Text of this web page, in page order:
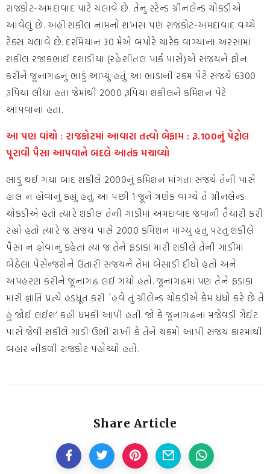
રાજકોટ-અમદાવાદ પાટે ચલાવે છે. તેનું સ્ટેન્ડ ગ્રીનલેન્ડ ચોકડીએ
આવેલું છે. અહીં શકીલ નામનો શખસ પણ રાજકોટ-અમદાવાદ વચ્ચે
ટેક્સ ચલાવે છે. દરમિયાન 30 મેએ બપોરે ચારેક વાગ્યાના અરસામાં
શકીલ રજાકભાઈ દશાડીયા (રહે.શીતલ પાર્ક પાસે)એ સંજયને ફોન
કરીને જૂનાગઢનું ભાડું આપ્યું હતું. આ ભાડાની રકમ પેટે સંજયે 6300
રૂપિયા લીધા હતા જેમાંથી 2000 રૂપિયા શકીલને કમિશન પેટે
આપવાના હતા.
આ પણ વાંચો : રાજકોટમાં આવારા તત્વો બેફામ : રૂ.100નું પેટ્રોલ
પૂરાવી પૈસા આપવાને બદલે આતંક મચાવ્યો
ભાડું થઈ ગયા બાદ શકીલે 2000નું કમિશન માંગતા સંજયે તેની પાસે
હાલ ન હોવાનું કહ્યું હતું. આ પછી 1 જૂને ત્રણેક વાગ્યે તે ગ્રીનલેન્ડ
ચોકડીએ હતો ત્યારે શકીલ તેની ગાડીમાં અમદાવાદ જવાની તૈયારી કરી
રહ્યો હતો ત્યારે જ સંજય પાસે 2000 કમિશન માંગ્યું હતું પરંતુ શકીલે
પૈસા ન હોવાનું કહેતાં ત્યાં જ તેને ફડાકા મારી શકીલે તેની ગાડીમાં
બેઠેલા પેસેન્જરોને ઉતારી સંજયને તેમાં બેસાડી દીધો હતો અને
અપહરણ કરીને જૂનાગઢ લઈ ગયો હતો. જૂનાગઢમાં પણ તેને ફડાકા
મારી જ્ઞાતિ પ્રત્યે હડધૂત કરી `હવે તું ગ્રીલેન્ડ ચોકડીએ કેમ ધંધો કરે છે તે
હું જોઈ લઈશ’ કહી ધમકી આપી હતી. જો કે જૂનાગઢના મજેવડી ગેઈટ
પાસે જેવી શકીલે ગાડી ઉભી રાખી કે તેને ચકમો આપી સંજય કારમાંથી
બહાર નીકળી રાજકોટ પહોંચ્યો હતો.
Share Article